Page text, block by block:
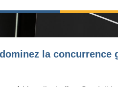
la concurrence